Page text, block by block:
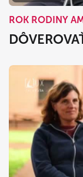
ROK RODINY